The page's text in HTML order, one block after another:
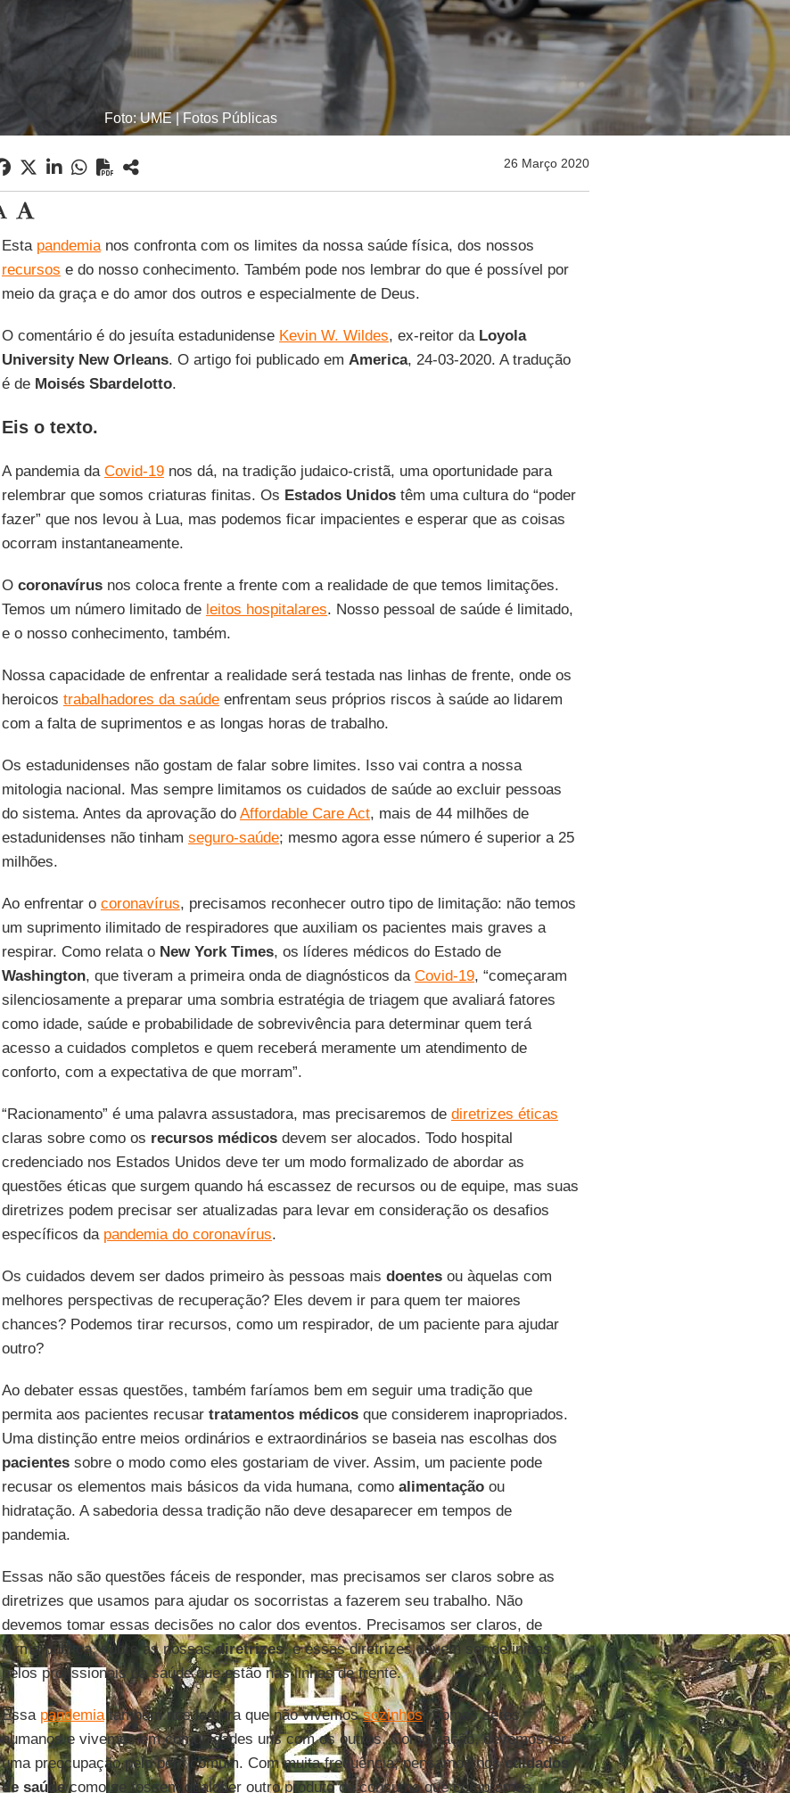
Foto: UME | Fotos Públicas
26 Março 2020
Esta pandemianos confronta com os limites da nossa saúde física, dos nossos
recursos e do nosso conhecimento. Também pode nos lembrar do que é possível por
meio da graça e do amor dos outros e especialmente de Deus.
O comentário é do jesuíta estadunidense Kevin W. Wildes, ex-reitor da Loyola
University New Orleans. O artigo foi publicado em America, 24-03-2020. A tradução
é de Moisés Sbardelotto.
Eis o texto.
A pandemia da Covid-19nos dá, na tradição judaico-cristã, uma oportunidade para
relembrar que somos criaturas finitas. Os Estados Unidostêm uma cultura do “poder
fazer” que nos levou à Lua, mas podemos ficar impacientes e esperar que as coisas
ocorram instantaneamente.
O coronavírusnos coloca frente a frente com a realidade de que temos limitações.
Temos um número limitado de leitos hospitalares. Nosso pessoal de saúde é limitado,
e o nosso conhecimento, também.
Nossa capacidade de enfrentar a realidade será testada nas linhas de frente, onde os
heroicos trabalhadores da saúdeenfrentam seus próprios riscos à saúde ao lidarem
com a falta de suprimentos e as longas horas de trabalho.
Os estadunidenses não gostam de falar sobre limites. Isso vai contra a nossa
mitologia nacional. Mas sempre limitamos os cuidados de saúde ao excluir pessoas
do sistema. Antes da aprovação do Affordable Care Act, mais de 44 milhões de
estadunidenses não tinham seguro-saúde; mesmo agora esse número é superior a 25
milhões.
Ao enfrentar o coronavírus, precisamos reconhecer outro tipo de limitação: não temos
um suprimento ilimitado de respiradores que auxiliam os pacientes mais graves a
respirar. Como relata o New York Times, os líderes médicos do Estado de
Washington, que tiveram a primeira onda de diagnósticos da Covid-19, “começaram
silenciosamente a preparar uma sombria estratégia de triagem que avaliará fatores
como idade, saúde e probabilidade de sobrevivência para determinar quem terá
acesso a cuidados completos e quem receberá meramente um atendimento de
conforto, com a expectativa de que morram”.
“Racionamento” é uma palavra assustadora, mas precisaremos de diretrizes éticas
claras sobre como os recursos médicosdevem ser alocados. Todo hospital
credenciado nos Estados Unidos deve ter um modo formalizado de abordar as
questões éticas que surgem quando há escassez de recursos ou de equipe, mas suas
diretrizes podem precisar ser atualizadas para levar em consideração os desafios
específicos da pandemia do coronavírus.
Os cuidados devem ser dados primeiro às pessoas mais doentesou àquelas com
melhores perspectivas de recuperação? Eles devem ir para quem ter maiores
chances? Podemos tirar recursos, como um respirador, de um paciente para ajudar
outro?
Ao debater essas questões, também faríamos bem em seguir uma tradição que
permita aos pacientes recusar tratamentos médicosque considerem inapropriados.
Uma distinção entre meios ordinários e extraordinários se baseia nas escolhas dos
pacientessobre o modo como eles gostariam de viver. Assim, um paciente pode
recusar os elementos mais básicos da vida humana, como alimentaçãoou
hidratação. A sabedoria dessa tradição não deve desaparecer em tempos de
pandemia.
Essas não são questões fáceis de responder, mas precisamos ser claros sobre as
diretrizes que usamos para ajudar os socorristas a fazerem seu trabalho. Não
devemos tomar essas decisões no calor dos eventos. Precisamos ser claros, de
forma pública, sobre as nossasdiretrizes, e essas diretrizes devem ser definidas
pelos profissionais da saúde que estão nas linhas de frente.
Essa pandemiatambém nos lembra que não vivemossozinhos. Somos seres
humanos e vivemos em comunidades uns com os outros. Como nação, devemos ter
uma preocupação pelo bem comum. Com muita frequência, pensamos noscuidados
de saúdecomo se fossem qualquer outro produto de consumo que compramos,